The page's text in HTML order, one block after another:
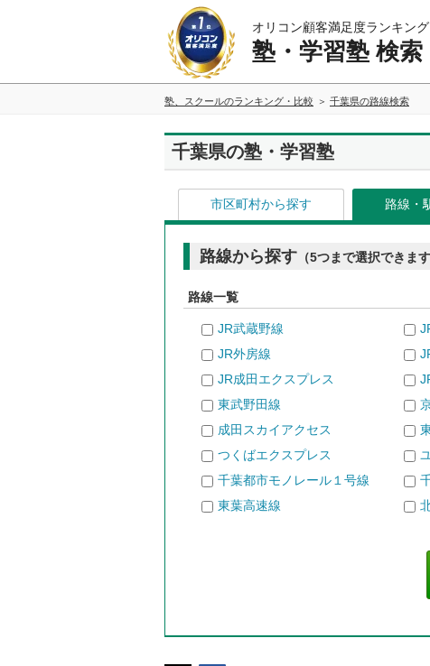
オリコン顧客満足度ランキング
塾・学習塾 検索
塾、スクールのランキング・比較 千葉県の路線検索
千葉県の塾・学習塾
市区町村から探す 路線・
路線から探す （5つまで選択できます
路線一覧
JR武蔵野線
JR外房線
JR成田エクスプレス
東武野田線
成田スカイアクセス
つくばエクスプレス
千葉都市モノレール１号線
東葉高速線